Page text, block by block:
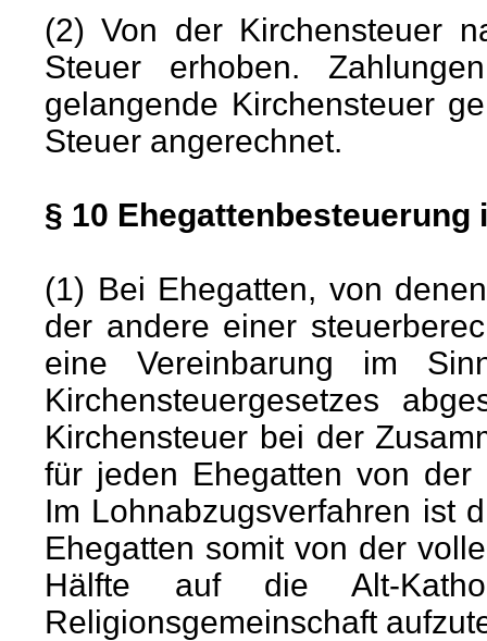
(2) Von der Kirchensteuer
Steuer erhoben.
gelangende Kirchensteuer
Steuer angerechnet.
§ 10
(1) Bei Ehegatten, von
der andere einer
eine Vereinbarung im
Kirchensteuergesetzes
Kirchensteuer bei der
für jeden Ehegatten von der
Im Lohnabzugsverfahren ist
Ehegatten somit von der
Hälfte auf die Alt-
Religionsgemeinschaft